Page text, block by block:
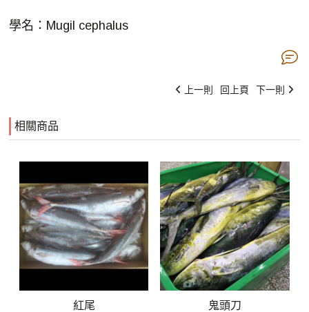
學名：Mugil cephalus
上一則 回上頁 下一則
相關商品
紅尾 鬼頭刀